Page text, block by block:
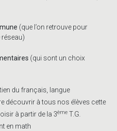
(que l’on retrouve pour
réseau)
(qui sont un choix
du français, langue
découvrir à tous nos élèves cette
à partir de la 3ème T.G.
en math